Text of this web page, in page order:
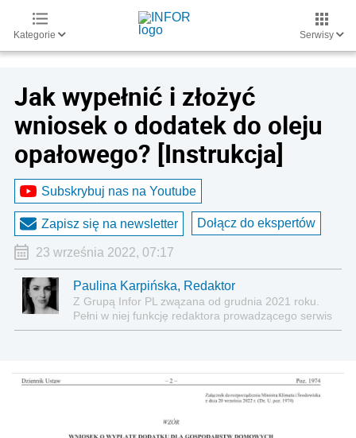
Kategorie Serwisy
Jak wypełnić i złożyć
wniosek o dodatek do oleju
opałowego? [Instrukcja]
Subskrybuj nas na Youtube
Zapisz się na newsletter Dołącz do ekspertów
23 września 2022, 07:17
Paulina Karpińska, Redaktor
Z Grupą Infor PL zwązana od grudnia 2021 roku.
Pełni w niej funkcję redaktora prowadzącego serwis
Nieruchomości oraz współprowadzącego serwisy